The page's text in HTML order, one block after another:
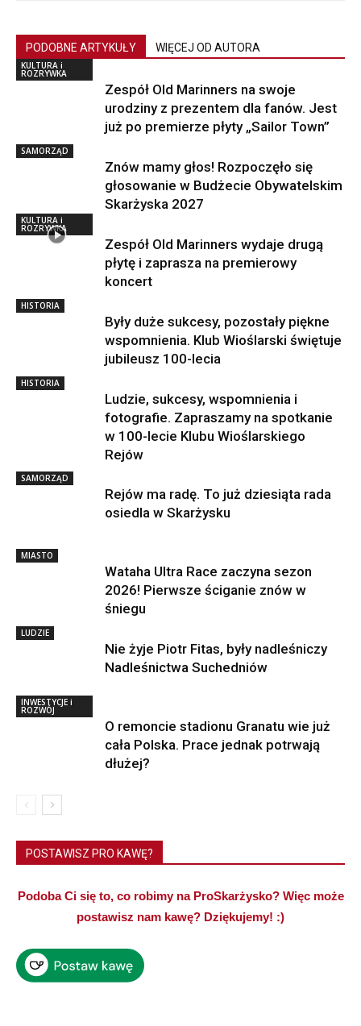
PODOBNE ARTYKUŁY WIĘCEJ OD AUTORA
KULTURA i
ROZRYWKA
Zespół Old Marinners na swoje
urodziny z prezentem dla fanów. Jest
już po premierze płyty „Sailor Town”
SAMORZĄD
Znów mamy głos! Rozpoczęło się
głosowanie w Budżecie Obywatelskim
Skarżyska 2027
KULTURA i
ROZRYWKA
Zespół Old Marinners wydaje drugą
płytę i zaprasza na premierowy
koncert
HISTORIA
Były duże sukcesy, pozostały piękne
wspomnienia. Klub Wioślarski świętuje
jubileusz 100-lecia
HISTORIA
Ludzie, sukcesy, wspomnienia i
fotografie. Zapraszamy na spotkanie
w 100-lecie Klubu Wioślarskiego
Rejów
SAMORZĄD
Rejów ma radę. To już dziesiąta rada
osiedla w Skarżysku
MIASTO
Wataha Ultra Race zaczyna sezon
2026! Pierwsze ściganie znów w
śniegu
LUDZIE
Nie żyje Piotr Fitas, były nadleśniczy
Nadleśnictwa Suchedniów
INWESTYCJE i
ROZWÓJ
O remoncie stadionu Granatu wie już
cała Polska. Prace jednak potrwają
dłużej?
POSTAWISZ PRO KAWĘ?
Podoba Ci się to, co robimy na ProSkarżysko? Więc może
postawisz nam kawę? Dziękujemy! :)